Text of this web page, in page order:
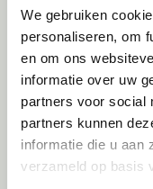
We gebruiken
personaliseren, om
en om ons
informatie over uw
partners voor social
partners kunnen
informatie die u aan
verzameld op basis
Adoptie08-08-2026
Fellini
Gent